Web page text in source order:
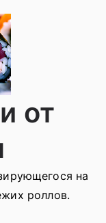
от
на
роллов.